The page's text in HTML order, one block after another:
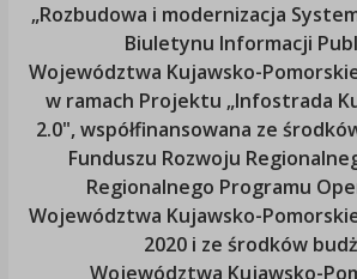
„Rozbudowa i modernizacja
Biuletynu Informacji
Województwa Kujawsko-
w ramach Projektu „Infostrada
2.0", współfinansowana ze
Funduszu Rozwoju
Regionalnego Programu
Województwa Kujawsko-
2020 i ze środków
Województwa Kujawsko-